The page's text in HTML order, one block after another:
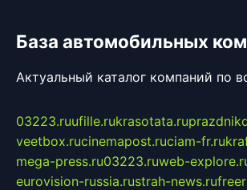
База автомобильных
Актуальный каталог компаний по
03223.ruufille.rukrasotata.ru
veetbox.rucinemapost.ruciam-fr.ru
mega-press.ru03223.ruweb-
eurovision-russia.rustrah-news.ru